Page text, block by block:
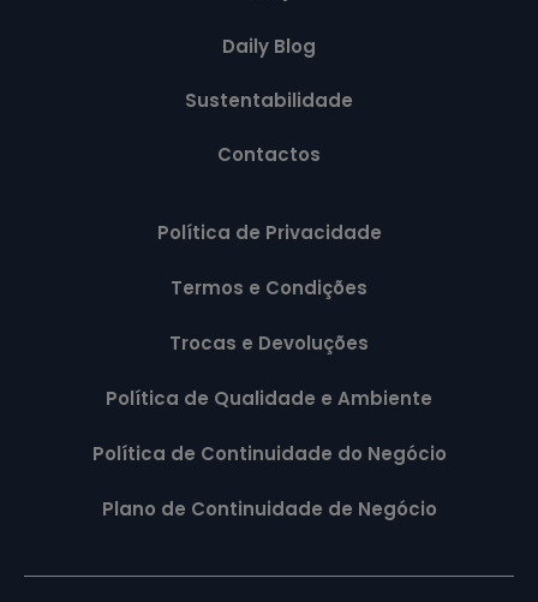
Daily Blog
Sustentabilidade
Contactos
Política de Privacidade
Termos e Condições
Trocas e Devoluções
Política de Qualidade e Ambiente
Política de Continuidade do Negócio
Plano de Continuidade de Negócio